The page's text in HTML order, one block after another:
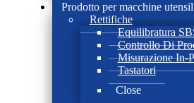
Prodotto per macchine
Rettifiche
Equilibratura
Controllo Di
Misurazione In-
Tastatori
Close